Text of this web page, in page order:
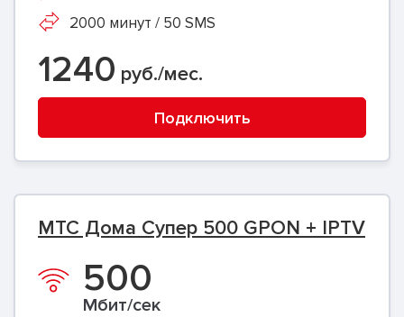
2000 минут / 50 SMS
1240 руб./мес.
Подключить
МТС Дома Супер 500 GPON + IPTV
500
Мбит/сек